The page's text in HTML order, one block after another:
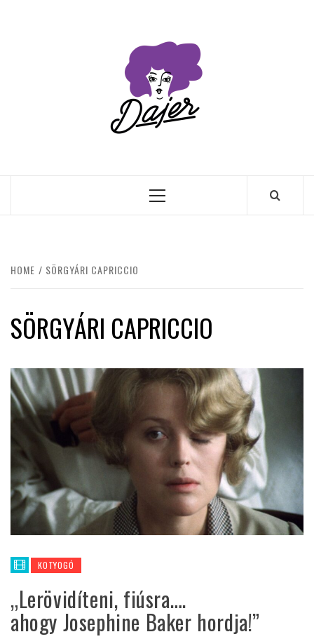
Primary
HOME SÖRGYÁRI CAPRICCIO
SÖRGYÁRI CAPRICCIO
KOTYOGÓ
„Lerövidíteni, fiúsra….
ahogy Josephine Baker hordja!”